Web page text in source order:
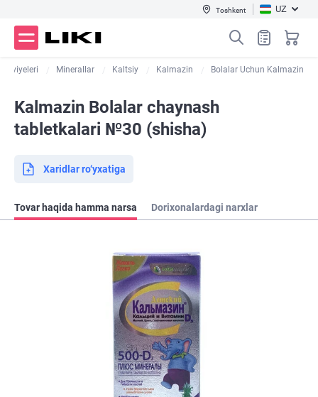
Toshkent UZ
Minerallar Kaltsiy Kalmazin Bolalar Uchun Kalmazin
Kalmazin Bolalar chaynash
tabletkalari №30 (shisha)
Xaridlar ro‘yxatiga
Tovar haqida hamma narsa Dorixonalardagi narxlar